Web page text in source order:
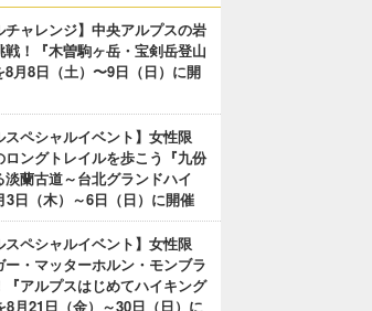
チャレンジ】中央アルプスの岩
戦！『木曽駒ヶ岳・宝剣岳登山
8月8日（土）〜9日（日）に開
スペシャルイベント】女性限
ロングトレイルを歩こう『九份
淡蘭古道～台北グランドハイ
3日（木）～6日（日）に開催
スペシャルイベント】女性限
ー・マッターホルン・モンブラ
『アルプスはじめてハイキング
8月21日（金）～30日（日）に